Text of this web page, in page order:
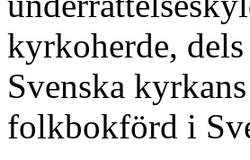
kyrkoherde,
Svenska
folkbokförd i